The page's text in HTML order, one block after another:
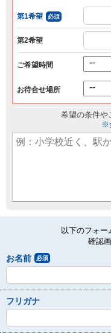
第1希望 必須
第2希望
ご希望時間
お待合せ場所
希望の条件や
※
以下のフォー
確認
お名前 必須
フリガナ